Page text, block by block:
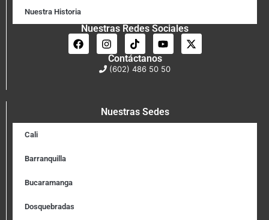
Nuestra Historia
Nuestras Redes Sociales
Contáctanos
(602) 486 50 50
Nuestras Sedes
Cali
Barranquilla
Bucaramanga
Dosquebradas